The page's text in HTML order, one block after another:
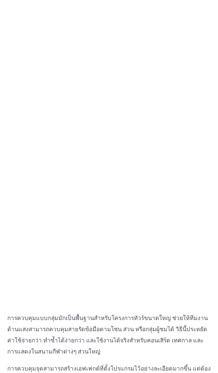
การควบคุมแบบกลุ่มมักเป็นพื้นฐานสำหรับโครงการทัวร์ขนาดใหญ่ ช่วยให้ทีมงาน
ด้านแสงสามารถควบคุมสายรัดข้อมือตามโซน ส่วน หรือกลุ่มผู้ชมได้ วิธีนี้ประหยัด
ค่าใช้จ่ายกว่า ทำซ้ำได้ง่ายกว่า และใช้งานได้จริงสำหรับคอนเสิร์ต เทศกาล และ
การแสดงในสนามกีฬาต่างๆ ส่วนใหญ่
การควบคุมจุดสามารถสร้างเอฟเฟกต์ที่ตั้งโปรแกรมไว้อย่างละเอียดมากขึ้น แต่ต้อง